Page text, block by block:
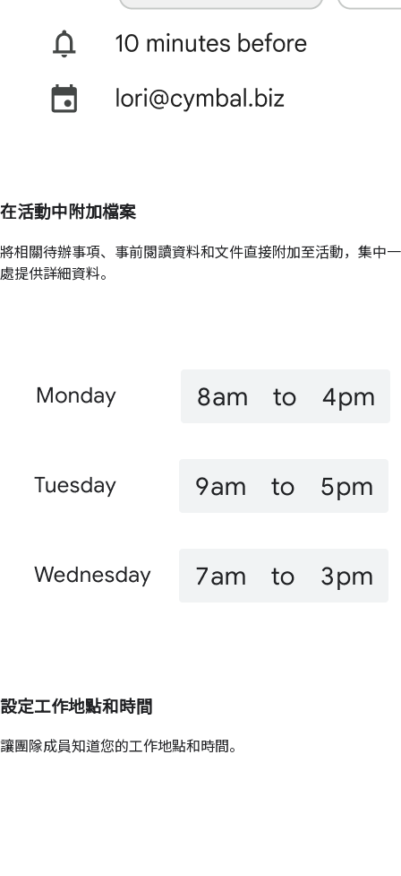
在活動中附加檔案
將相關待辦事項、事前閱讀資料和文件直接附加至活動，集中一
處提供詳細資料。
設定工作地點和時間
讓團隊成員知道您的工作地點和時間。